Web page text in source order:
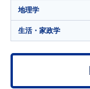
地理学
生活・家政学